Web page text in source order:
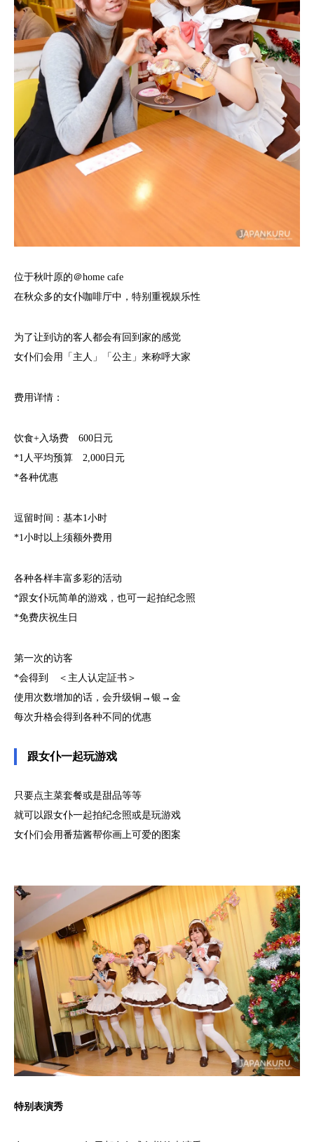
位于秋叶原的＠home cafe
在秋众多的女仆咖啡厅中，特别重视娱乐性
为了让到访的客人都会有回到家的感觉
女仆们会用「主人」「公主」来称呼大家
费用详情：
饮食+入场费 600日元
*1人平均预算 2,000日元
*各种优惠
逗留时间：基本1小时
*1小时以上须额外费用
各种各样丰富多彩的活动
*跟女仆玩简单的游戏，也可一起拍纪念照
*免费庆祝生日
第一次的访客
*会得到 ＜主人认定証书＞
使用次数增加的话，会升级铜→银→金
每次升格会得到各种不同的优惠
跟女仆一起玩游戏
只要点主菜套餐或是甜品等等
就可以跟女仆一起拍纪念照或是玩游戏
女仆们会用番茄酱帮你画上可爱的图案
特别表演秀